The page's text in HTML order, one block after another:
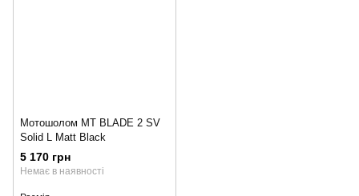
Мотошолом MT BLADE 2 SV
Solid L Matt Black
5 170 грн
Немає в наявності